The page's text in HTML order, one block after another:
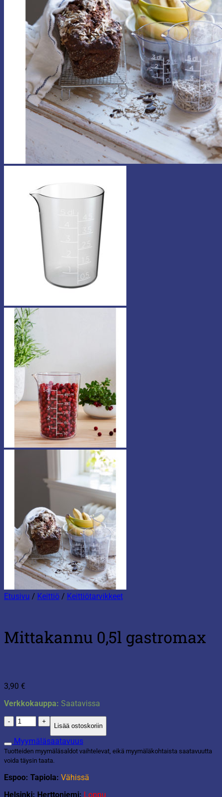
Etusivu / Keittiö / Keittiötarvikkeet
Mittakannu 0,5l gastromax
3,90 €
Verkkokauppa: Saatavissa
Mittakannu
0,5l
gastromax
määrä
Lisää ostoskoriin
Myymäläsaatavuus
Tuotteiden myymäläsaldot vaihtelevat, eikä myymäläkohtaista saatavuutta
voida täysin taata.
Espoo: Tapiola: Vähissä
Helsinki: Herttoniemi: Loppu